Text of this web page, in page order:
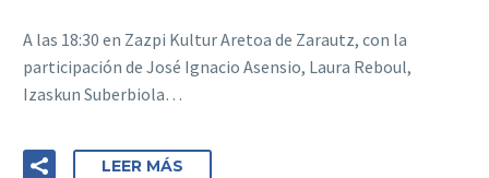
A las 18:30 en Zazpi Kultur Aretoa de Zarautz, con la
participación de José Ignacio Asensio, Laura Reboul,
Izaskun Suberbiola…
LEER MÁS